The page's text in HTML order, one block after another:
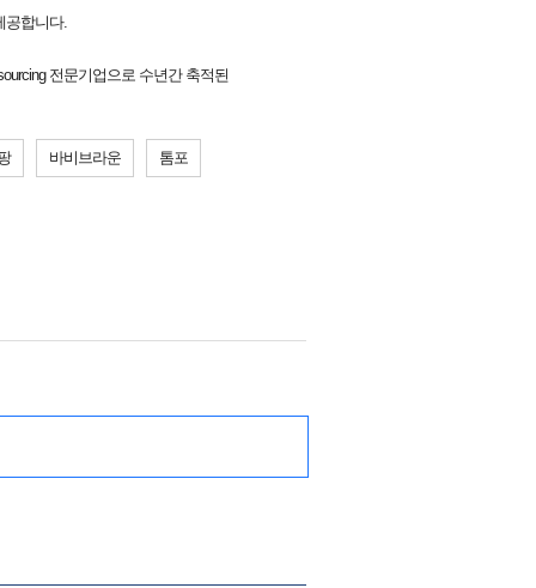
공합니다.
전문기업으로 수년간 축적된
바비브라운 톰포